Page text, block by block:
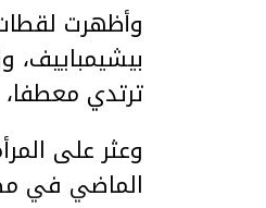
وأظهرت
بيشيمباييف،
ترتدي
الماضي في